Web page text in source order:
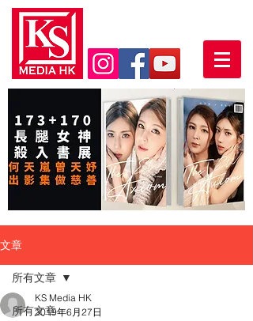
文章
所有文章
所有文章
KS Media HK
2019年6月27日